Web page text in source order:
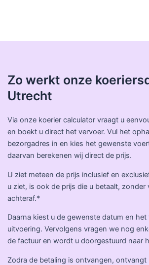
Zo werkt onze
Utrecht
Via onze koerier calculator vraagt u
en boekt u direct het vervoer. Vul het
bezorgadres in en kies het gewenste
daarvan berekenen wij direct de prijs.
U ziet meteen de prijs inclusief en
u ziet, is ook de prijs die u betaalt, zonder
achteraf.*
Daarna kiest u de gewenste datum en
uitvoering. Vervolgens vragen we nog
de factuur en wordt u doorgestuurd naar
Zodra de betaling is ontvangen, ontvangt